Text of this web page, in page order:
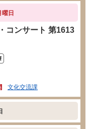
曜日
コンサート 第1613
文化交流課